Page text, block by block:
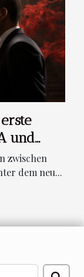
und
zwischen
dem neu...